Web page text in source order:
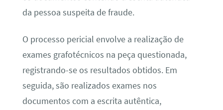
da pessoa suspeita de fraude.
O processo pericial envolve a realização de
exames grafotécnicos na peça questionada,
registrando-se os resultados obtidos. Em
seguida, são realizados exames nos
documentos com a escrita autêntica,